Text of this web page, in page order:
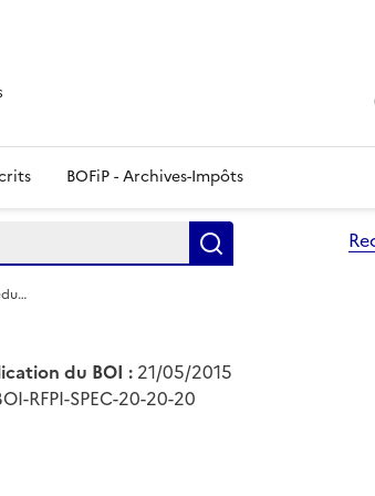
BOFiP - Archives-Impôts
du BOI : 21/05/2015
RFPI-SPEC-20-20-20